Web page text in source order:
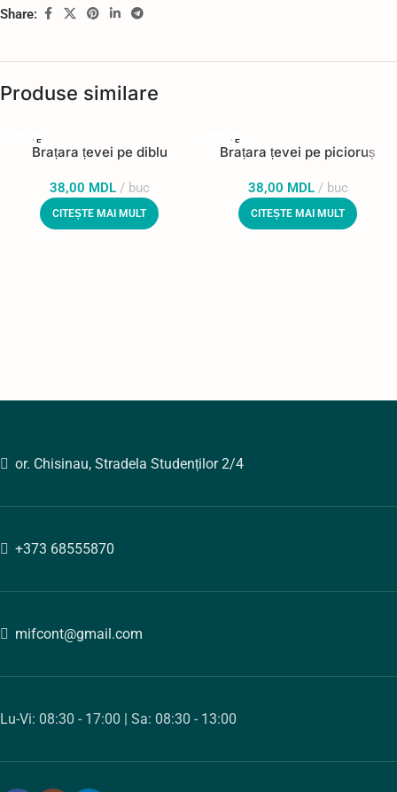
Share:
Produse similare
STOC E
PUIZATBrațara țevei pe diblu
38,00 MDL buc
CITEȘTE MAI MULT
STOC E
PUIZAT
Brațara țevei pe picioruș
38,00 MDL buc
CITEȘTE MAI MULT
or. Chisinau, Stradela Studenților 2/4
+373 68555870
mifcont@gmail.com
Lu-Vi: 08:30 - 17:00 | Sa: 08:30 - 13:00